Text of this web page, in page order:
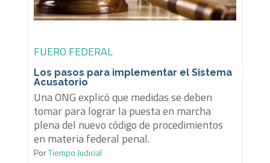
FUERO FEDERAL
Los pasos para implementar el Sistema
Acusatorio
Una ONG explicó que medidas se deben
tomar para lograr la puesta en marcha
plena del nuevo código de procedimientos
en materia federal penal.
PorTiempo Judicial